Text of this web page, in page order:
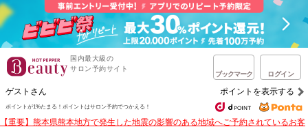
国内最大級の
サロン予約サイト
ブックマーク ログイン
ゲストさん ポイントを表示する
ポイントが1%たまる！ ポイントはサロン予約でつかえる！
【重要】熊本県熊本地方で発生した地震の影響のある地域へご予約されているお客